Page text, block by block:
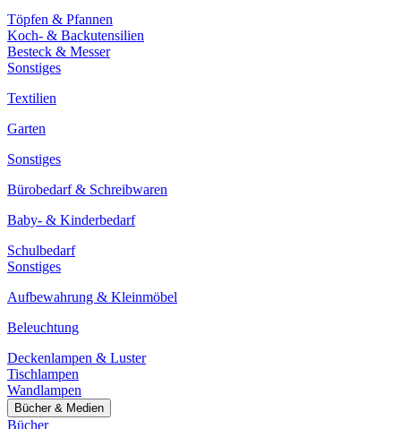
Töpfen & Pfannen
Koch- & Backutensilien
Besteck & Messer
Sonstiges
Textilien
Garten
Sonstiges
Bürobedarf & Schreibwaren
Baby- & Kinderbedarf
Schulbedarf
Sonstiges
Aufbewahrung & Kleinmöbel
Beleuchtung
Deckenlampen & Luster
Tischlampen
Wandlampen
Bücher & Medien
Bücher